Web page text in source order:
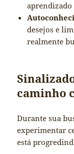
aprendizado
desejos e
realmente
caminho
Durante sua
experimentar
está